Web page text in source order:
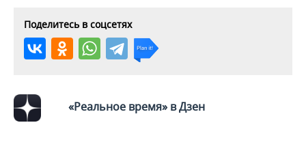
Поделитесь в соцсетях
«Реальное время» в Дзен